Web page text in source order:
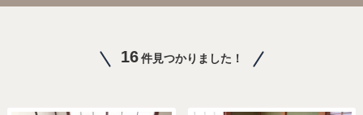
16 件見つかりました！